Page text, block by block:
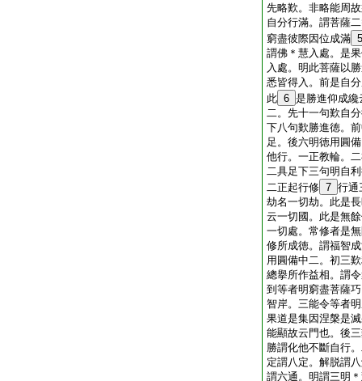
先略歎。非略能周
自分行滿。謂菩薩
窮盡彼際因位成滿 5
謂佛＊慧入處。是
入處。明此菩薩以
悉皆得入。前是自
此 6 是勝進仰成纔
二。先十一句歎自
下八句歎勝進徳。
足。後六明徳用圓
他行。一正教輪。
二具足下三句明自
二正起行修 7 行通
劫名一切劫。此是
云一切國。此是無
一切處。常修者是
修所成徳。謂福智
用圓備中二。初三
總擧所作益相。謂
到等者明窮盡菩薩
智岸。三能令等者
果道是集因涅槃是
能顯故云門也。後
勝謂化他不斷自行
定謂八定。解脱謂
謂六通。明謂三明